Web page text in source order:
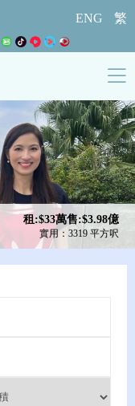
ENG 繁
售:$9,800萬
實用：3314 平方呎
售:$3,328萬
實用：3344 平方呎
售:$6,500萬
實用：2790 平方呎
售:$6,800萬
實用：2394 平方呎
售:$4.98億
租:$38萬
實用：3845 平方呎
售:$3.98億
租:$33萬
實用：3319 平方呎
售:$4億
租:$22萬
實用：4278 平方呎
售:$5,700萬
實用：1227 平方呎
售:$5,700萬
實用：1227 平方呎
售:$7,380萬
實用：1234 平方呎
租:$22.8萬
實用：2665 平方呎
售:$1.39億
實用：3530 平方呎
售:$6,880萬
實用：1831 平方呎
租:$26萬
實用：3021 平方呎
售:$1.28億
租:$12.5萬
實用：2550 平方呎
售:$9,500萬
租:$11萬
實用：2578 平方呎
售:$7,980萬
實用：2361 平方呎
售:$1.2億
租:$20萬
實用：3314 平方呎
售:$1.3億
實用：2111 平方呎
售:$8,000萬
實用：2188 平方呎
售:$3.5億
租:$20萬
實用：3362 平方呎
售:$1.98億
實用：2821 平方呎
售:$1.18億
實用：3314 平方呎
售:$9,800萬
實用：3314 平方呎
售:$3,328萬
實用：3344 平方呎